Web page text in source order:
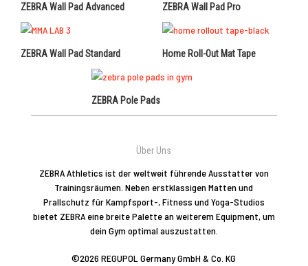
ZEBRA Wall Pad Advanced ZEBRA Wall Pad Pro
ZEBRA Wall Pad Standard Home Roll-Out Mat Tape
ZEBRA Pole Pads
Über Uns
ZEBRA Athletics ist der weltweit führende Ausstatter von
Trainingsräumen. Neben erstklassigen Matten und
Prallschutz für Kampfsport-, Fitness und Yoga-Studios
bietet ZEBRA eine breite Palette an weiterem Equipment, um
dein Gym optimal auszustatten.
©2026 REGUPOL Germany GmbH & Co. KG